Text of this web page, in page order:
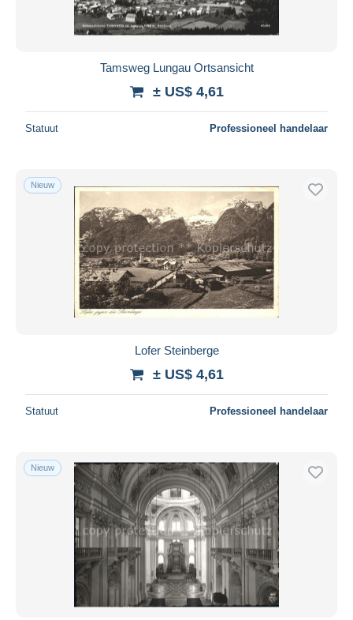
Tamsweg Lungau Ortsansicht
± US$ 4,61
Statuut Professioneel handelaar
Nieuw
Lofer Steinberge
± US$ 4,61
Statuut Professioneel handelaar
Nieuw